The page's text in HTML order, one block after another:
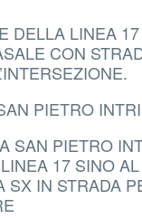
DELLA LINEA
CON
PIETRO
SAN PIETRO
17 SINO
IN STRADA